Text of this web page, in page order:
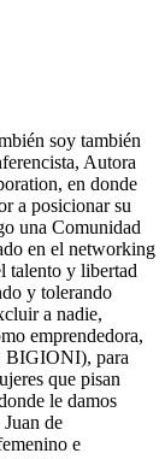
soy también
Autora
en donde
a posicionar su
una Comunidad
en el networking
talento y libertad
y tolerando
a nadie,
emprendedora,
BIGIONI), para
que pisan
le damos
de
e